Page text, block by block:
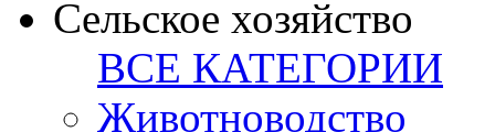
Сельское хозяйство
ВСЕ КАТЕГОРИИ
Животноводство